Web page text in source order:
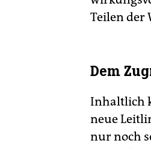
Teilen der
Dem
Inhaltlich
neue
nur noch